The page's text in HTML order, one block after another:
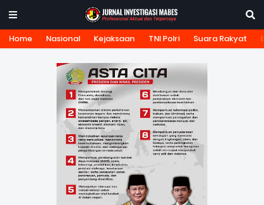
Home Nasional Kejaksaan TNI Polri Suara Rakyat